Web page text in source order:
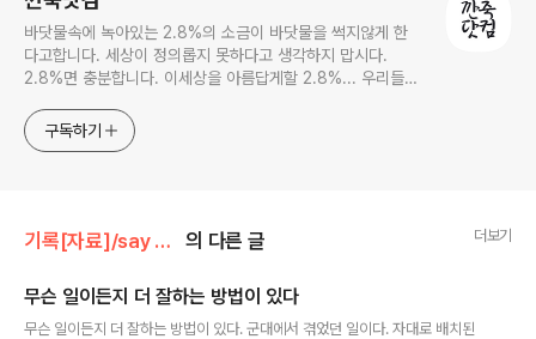
바닷물속에 녹아있는 2.8%의 소금이 바닷물을 썩지않게 한
다고합니다. 세상이 정의롭지 못하다고 생각하지 맙시다.
2.8%면 충분합니다. 이세상을 아름답게할 2.8%... 우리들의
구독하기
기록[자료]/say no의 가르침 의 다른 글 더보기
무슨 일이든지 더 잘하는 방법이 있다
무슨 일이든지 더 잘하는 방법이 있다. 군대에서 겪었던 일이다. 자대로 배치된